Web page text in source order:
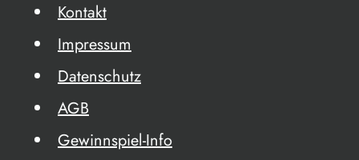
Kontakt
Impressum
Datenschutz
AGB
Gewinnspiel-Info